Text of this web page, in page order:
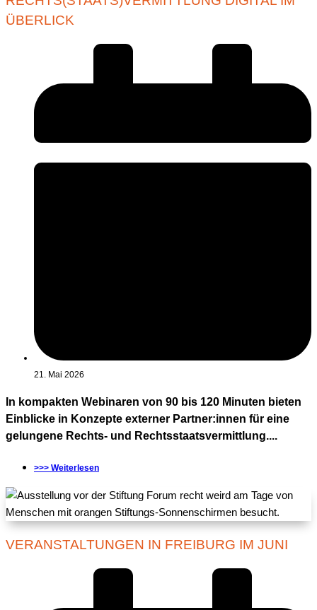
ÜBERLICK
21. Mai 2026
In kompakten Webinaren von 90 bis 120 Minuten bieten
Einblicke in Konzepte externer Partner:innen für eine
gelungene Rechts- und Rechtsstaatsvermittlung....
>>> Weiterlesen
VERANSTALTUNGEN IN FREIBURG IM JUNI